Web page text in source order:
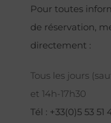
Pour toutes
de réservation,
directement :
Tous les jours
et 14h-17h30
Tél : +33(0)5 53 51